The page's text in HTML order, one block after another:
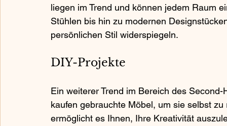
liegen im Trend und können jedem Raum
Stühlen bis hin zu modernen
persönlichen Stil widerspiegeln.
DIY-Projekte
Ein weiterer Trend im Bereich des
kaufen gebrauchte Möbel, um sie selbst
ermöglicht es Ihnen, Ihre Kreativität